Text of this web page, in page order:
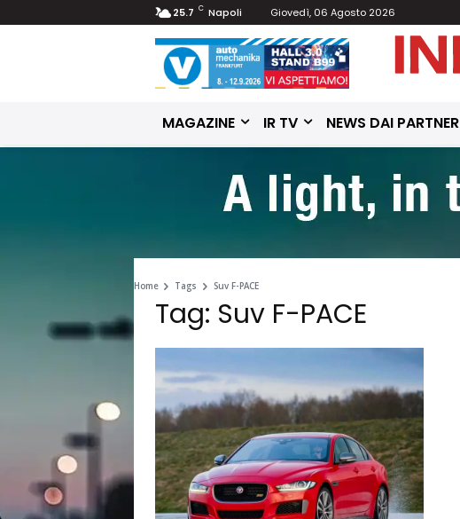
25.7 C Napoli Giovedì, 06 Agosto 2026
MAGAZINE IR TV NEWS DAI PARTNER
Home Tags Suv F-PACE
Tag: Suv F-PACE